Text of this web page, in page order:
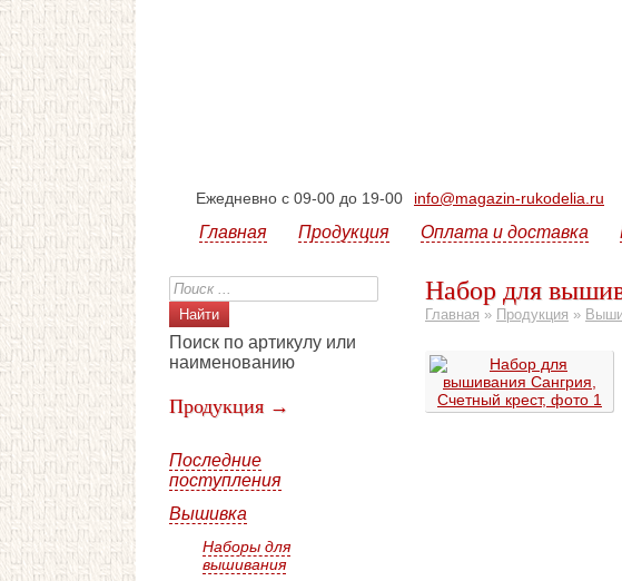
Ежедневно с 09-00 до 19-00 info@magazin-rukodelia.ru
Главная Продукция Оплата и доставка
Поиск по артикулу или
наименованию
Продукция →
Последние
поступления
Вышивка
Наборы для
вышивания
Набор для
Главная » Продукция »